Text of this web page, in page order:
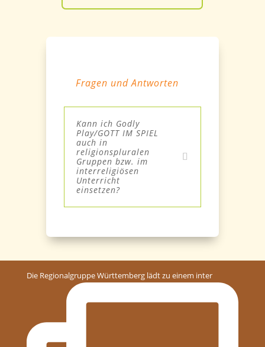
Fragen und Antworten
Kann ich Godly
Play/GOTT IM SPIEL
auch in
religionspluralen
Gruppen bzw. im
interreligiösen
Unterricht
einsetzen?
Die Regionalgruppe Württemberg lädt zu einem inter